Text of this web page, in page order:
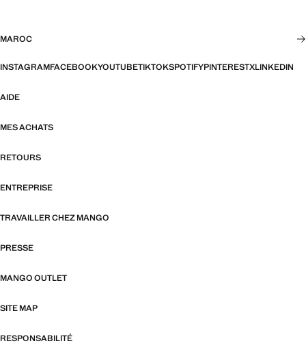
MAROC
INSTAGRAMFACEBOOKYOUTUBETIKTOKSPOTIFYPINTERESTXLINKEDIN
AIDE
MES ACHATS
RETOURS
ENTREPRISE
TRAVAILLER CHEZ MANGO
PRESSE
MANGO OUTLET
SITE MAP
RESPONSABILITÉ